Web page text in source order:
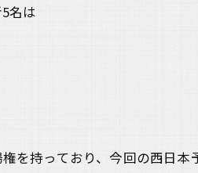
名は
を持っており、今回の西日